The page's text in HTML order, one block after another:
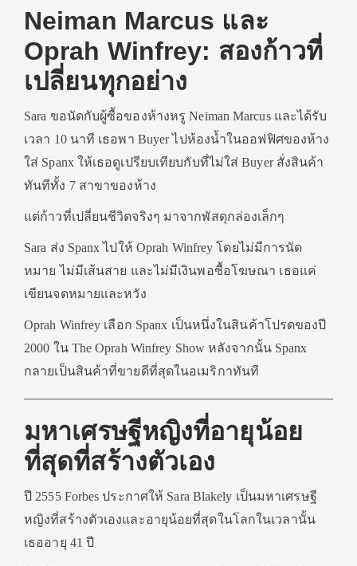
Neiman Marcus และ
Oprah Winfrey: สองก้าวที่
เปลี่ยนทุกอย่าง
Sara ขอนัดกับผู้ซื้อของห้างหรู Neiman Marcus และได้รับ
เวลา 10 นาที เธอพา Buyer ไปห้องน้ำในออฟฟิศของห้าง
ใส่ Spanx ให้เธอดูเปรียบเทียบกับที่ไม่ใส่ Buyer สั่งสินค้า
ทันทีทั้ง 7 สาขาของห้าง
แต่ก้าวที่เปลี่ยนชีวิตจริงๆ มาจากพัสดุกล่องเล็กๆ
Sara ส่ง Spanx ไปให้ Oprah Winfrey โดยไม่มีการนัด
หมาย ไม่มีเส้นสาย และไม่มีเงินพอซื้อโฆษณา เธอแค่
เขียนจดหมายและหวัง
Oprah Winfrey เลือก Spanx เป็นหนึ่งในสินค้าโปรดของปี
2000 ใน The Oprah Winfrey Show หลังจากนั้น Spanx
กลายเป็นสินค้าที่ขายดีที่สุดในอเมริกาทันที
มหาเศรษฐีหญิงที่อายุน้อย
ที่สุดที่สร้างตัวเอง
ปี 2555 Forbes ประกาศให้ Sara Blakely เป็นมหาเศรษฐี
หญิงที่สร้างตัวเองและอายุน้อยที่สุดในโลกในเวลานั้น
เธออายุ 41 ปี